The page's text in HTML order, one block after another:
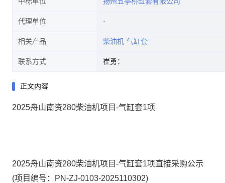
代理单位
相关产品 柴油机 气缸套
联系方式 崔勇：
正文内容
2025舟山南资280柴油机项目-气缸套1项
2025舟山南资280柴油机项目-气缸套1项直接采购公示
(项目编号：PN-ZJ-0103-2025110302)